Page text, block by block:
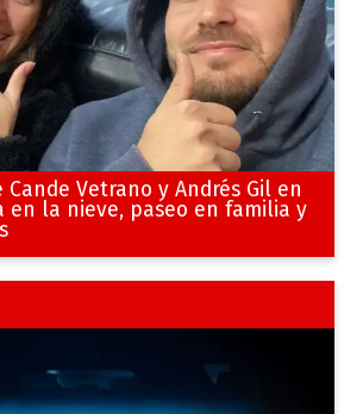
Cande Vetrano y Andrés Gil en
en la nieve, paseo en familia y